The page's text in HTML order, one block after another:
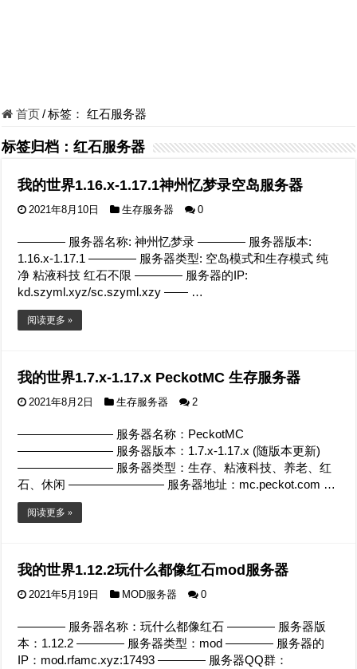
首页/标签：红石服务器
标签归档：红石服务器
我的世界1.16.x-1.17.1神州忆梦录空岛服务器
2021年8月10日 生存服务器 0
———— 服务器名称: 神州忆梦录 ———— 服务器版本:
1.16.x-1.17.1 ———— 服务器类型: 空岛模式和生存模式 纯
净 粘液科技 红石不限 ———— 服务器的IP:
kd.szyml.xyz/sc.szyml.xzy —— …
阅读更多 »
我的世界1.7.x-1.17.x PeckotMC 生存服务器
2021年8月2日 生存服务器 2
———————— 服务器名称：PeckotMC
———————— 服务器版本：1.7.x-1.17.x (随版本更新)
———————— 服务器类型：生存、粘液科技、养老、红
石、休闲 ———————— 服务器地址：mc.peckot.com …
阅读更多 »
我的世界1.12.2玩什么都像红石mod服务器
2021年5月19日 MOD服务器 0
———— 服务器名称：玩什么都像红石 ———— 服务器版
本：1.12.2 ———— 服务器类型：mod ———— 服务器的
IP：mod.rfamc.xyz:17493 ———— 服务器QQ群：